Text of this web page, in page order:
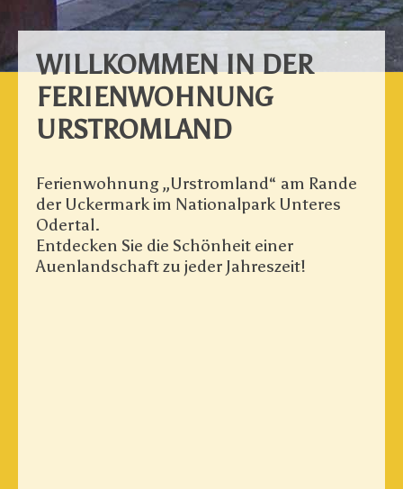
WILLKOMMEN IN DER
FERIENWOHNUNG
URSTROMLAND
Ferienwohnung „Urstromland“ am Rande
der Uckermark im Nationalpark Unteres
Odertal.
Entdecken Sie die Schönheit einer
Auenlandschaft zu jeder Jahreszeit!